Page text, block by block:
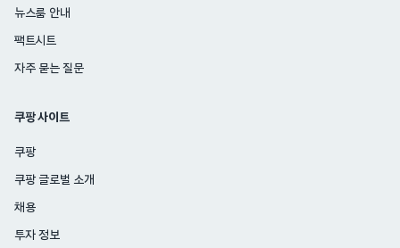
뉴스룸 안내
팩트시트
자주 묻는 질문
쿠팡 사이트
쿠팡
쿠팡 글로벌 소개
채용
투자 정보